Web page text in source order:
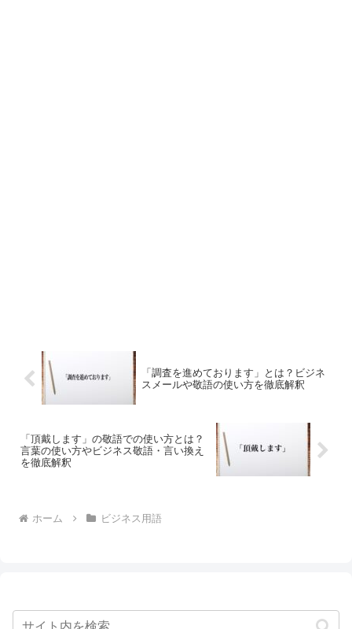
「調査を進めております」とは？ビジネ
スメールや敬語の使い方を徹底解釈
「頂戴します」の敬語での使い方とは？
言葉の使い方やビジネス敬語・言い換え
を徹底解釈
ホーム ビジネス用語